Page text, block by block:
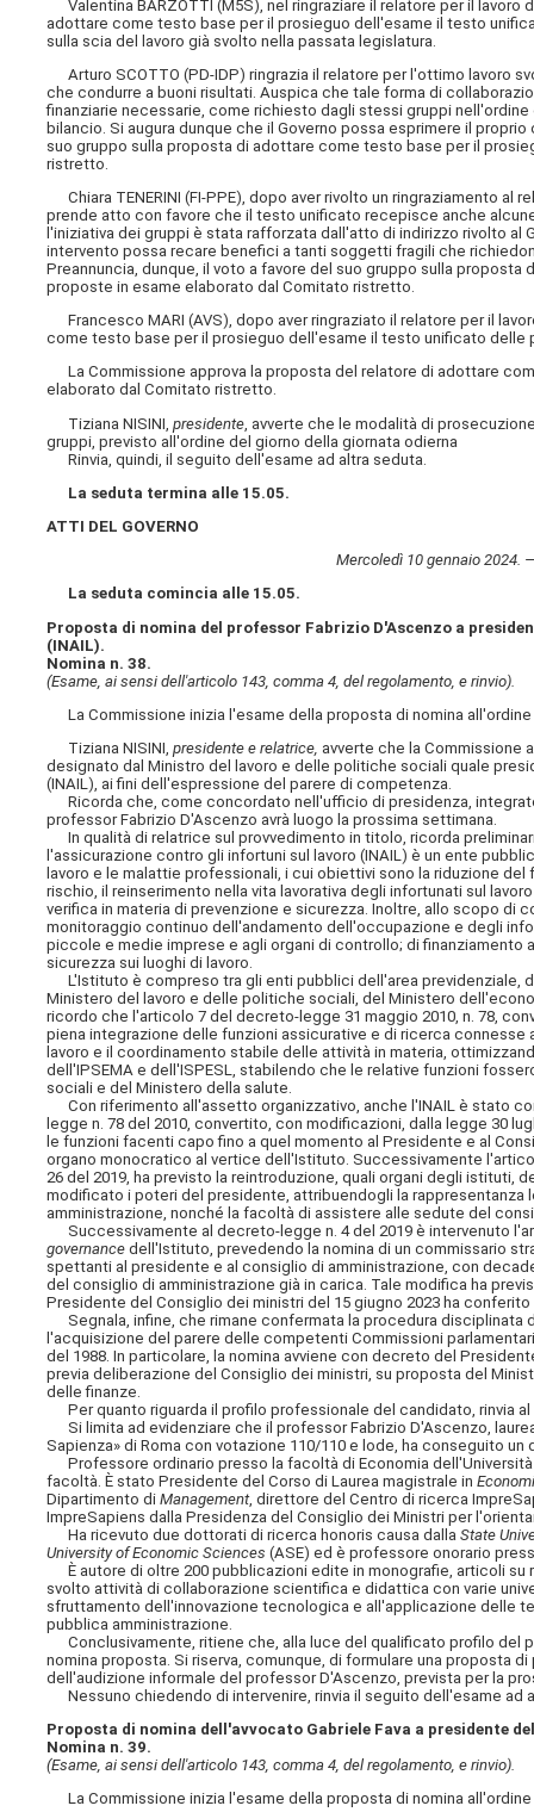
Valentina BARZOTTI (M5S), nel ringraziare il relatore per il
adottare come testo base per il prosieguo dell'esame il testo
sulla scia del lavoro già svolto nella passata legislatura.
Arturo SCOTTO (PD-IDP) ringrazia il relatore per l'ottimo lavoro
che condurre a buoni risultati. Auspica che tale forma di
finanziarie necessarie, come richiesto dagli stessi gruppi
bilancio. Si augura dunque che il Governo possa esprimere il
suo gruppo sulla proposta di adottare come testo base per il
ristretto.
Chiara TENERINI (FI-PPE), dopo aver rivolto un ringraziamento
prende atto con favore che il testo unificato recepisce anche
l'iniziativa dei gruppi è stata rafforzata dall'atto di indirizzo rivolto
intervento possa recare benefici a tanti soggetti fragili che
Preannuncia, dunque, il voto a favore del suo gruppo sulla
proposte in esame elaborato dal Comitato ristretto.
Francesco MARI (AVS), dopo aver ringraziato il relatore per il
come testo base per il prosieguo dell'esame il testo unificato
La Commissione approva la proposta del relatore di adottare
elaborato dal Comitato ristretto.
Tiziana NISINI, presidente , avverte che le modalità di
gruppi, previsto all'ordine del giorno della giornata odierna
Rinvia, quindi, il seguito dell'esame ad altra seduta.
La seduta termina alle 15.05.
ATTI DEL GOVERNO
Mercoledì 10 gennaio 2024.
La seduta comincia alle 15.05.
Proposta di nomina del professor Fabrizio D'Ascenzo a
(INAIL).
Nomina n. 38.
(Esame, ai sensi dell'articolo 143, comma 4, del regolamento, e rinvio).
La Commissione inizia l'esame della proposta di nomina
Tiziana NISINI, presidente e relatrice, avverte che la Commissione
designato dal Ministro del lavoro e delle politiche sociali quale
(INAIL), ai fini dell'espressione del parere di competenza.
Ricorda che, come concordato nell'ufficio di presidenza,
professor Fabrizio D'Ascenzo avrà luogo la prossima settimana.
In qualità di relatrice sul provvedimento in titolo, ricorda
l'assicurazione contro gli infortuni sul lavoro (INAIL) è un ente
lavoro e le malattie professionali, i cui obiettivi sono la riduzione
rischio, il reinserimento nella vita lavorativa degli infortunati sul
verifica in materia di prevenzione e sicurezza. Inoltre, allo scopo di
monitoraggio continuo dell'andamento dell'occupazione e degli
piccole e medie imprese e agli organi di controllo; di
sicurezza sui luoghi di lavoro.
L'Istituto è compreso tra gli enti pubblici dell'area previdenziale,
Ministero del lavoro e delle politiche sociali, del Ministero
ricordo che l'articolo 7 del decreto-legge 31 maggio 2010, n. 78,
piena integrazione delle funzioni assicurative e di ricerca
lavoro e il coordinamento stabile delle attività in materia,
dell'IPSEMA e dell'ISPESL, stabilendo che le relative funzioni
sociali e del Ministero della salute.
Con riferimento all'assetto organizzativo, anche l'INAIL è stato
legge n. 78 del 2010, convertito, con modificazioni, dalla legge 30
le funzioni facenti capo fino a quel momento al Presidente e al
organo monocratico al vertice dell'Istituto. Successivamente
26 del 2019, ha previsto la reintroduzione, quali organi degli
modificato i poteri del presidente, attribuendogli la
amministrazione, nonché la facoltà di assistere alle sedute del
Successivamente al decreto-legge n. 4 del 2019 è intervenuto
governance dell'Istituto, prevedendo la nomina di un commissario
spettanti al presidente e al consiglio di amministrazione, con
del consiglio di amministrazione già in carica. Tale modifica ha
Presidente del Consiglio dei ministri del 15 giugno 2023 ha
Segnala, infine, che rimane confermata la procedura disciplinata
l'acquisizione del parere delle competenti Commissioni
del 1988. In particolare, la nomina avviene con decreto del
previa deliberazione del Consiglio dei ministri, su proposta del
delle finanze.
Per quanto riguarda il profilo professionale del candidato, rinvia
Si limita ad evidenziare che il professor Fabrizio D'Ascenzo,
Sapienza» di Roma con votazione 110/110 e lode, ha conseguito
Professore ordinario presso la facoltà di Economia dell'Università
facoltà. È stato Presidente del Corso di Laurea magistrale in
Dipartimento diManagement, direttore del Centro di ricerca
ImpreSapiens dalla Presidenza del Consiglio dei Ministri per
Ha ricevuto due dottorati di ricerca honoris causa dallaState
University of Economic Sciences (ASE) ed è professore onorario
È autore di oltre 200 pubblicazioni edite in monografie, articoli su
svolto attività di collaborazione scientifica e didattica con varie
sfruttamento dell'innovazione tecnologica e all'applicazione delle
pubblica amministrazione.
Conclusivamente, ritiene che, alla luce del qualificato profilo del
nomina proposta. Si riserva, comunque, di formulare una proposta
dell'audizione informale del professor D'Ascenzo, prevista per la
Nessuno chiedendo di intervenire, rinvia il seguito dell'esame ad
Proposta di nomina dell'avvocato Gabriele Fava a presidente
Nomina n. 39.
(Esame, ai sensi dell'articolo 143, comma 4, del regolamento, e rinvio).
La Commissione inizia l'esame della proposta di nomina